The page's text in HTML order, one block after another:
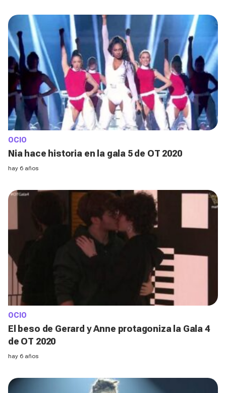
OCIO
Nia hace historia en la gala 5 de OT 2020
hay 6 años
OCIO
El beso de Gerard y Anne protagoniza la Gala 4
de OT 2020
hay 6 años